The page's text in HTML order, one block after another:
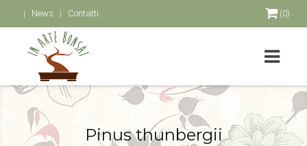
News Contatti (0)
Pinus thunbergii